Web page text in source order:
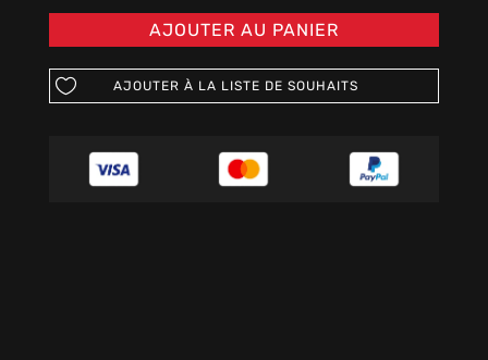
AJOUTER AU PANIER
AJOUTER À LA LISTE DE SOUHAITS